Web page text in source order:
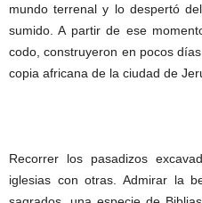
mundo terrenal y lo despertó
sumido. A partir de ese
codo, construyeron en pocos
copia africana de la ciudad de
Recorrer los pasadizos
iglesias con otras. Admirar la